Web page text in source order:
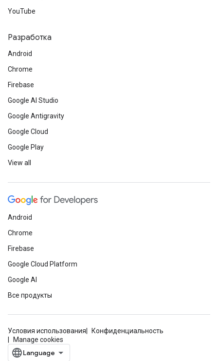
YouTube
Разработка
Android
Chrome
Firebase
Google AI Studio
Google Antigravity
Google Cloud
Google Play
View all
Android
Chrome
Firebase
Google Cloud Platform
Google AI
Все продукты
Условия использования
Конфиденциальность
Manage cookies